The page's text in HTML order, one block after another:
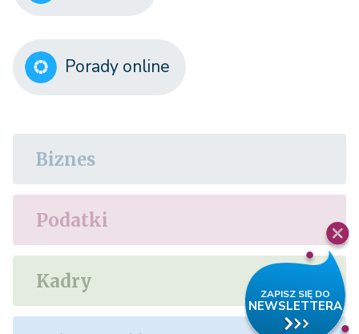
Porady online
Biznes
Podatki
Kadry